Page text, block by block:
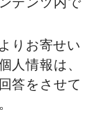
りお寄せい
人情報は、
答をさせて